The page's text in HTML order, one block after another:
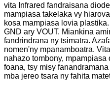
vita Infrared fandraisana
mampiasa takelaka vy
kosa mampiasa lovia
GND ary VOUT. Miankina
fandrindrana ny tsimatra.
nomen'ny mpanamboatra.
nahazo tombony,
foana, tsy misy
mba jereo tsara ny fahita